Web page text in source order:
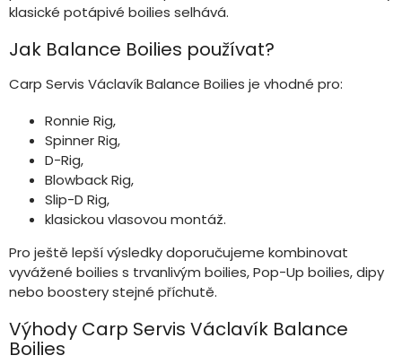
klasické potápivé boilies selhává.
Jak Balance Boilies používat?
Carp Servis Václavík Balance Boilies je vhodné pro:
Ronnie Rig,
Spinner Rig,
D-Rig,
Blowback Rig,
Slip-D Rig,
klasickou vlasovou montáž.
Pro ještě lepší výsledky doporučujeme kombinovat
vyvážené boilies s trvanlivým boilies, Pop-Up boilies, dipy
nebo boostery stejné příchutě.
Výhody Carp Servis Václavík Balance
Boilies